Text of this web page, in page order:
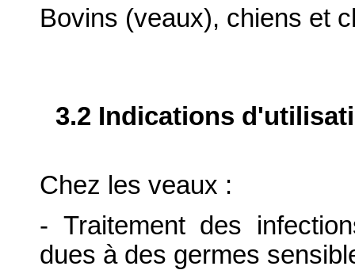
Bovins (veaux), chiens et
3.2 Indications
Chez les veaux :
- Traitement des
dues à des germes